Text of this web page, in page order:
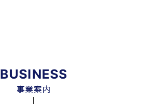
BUSINESS
事業案内